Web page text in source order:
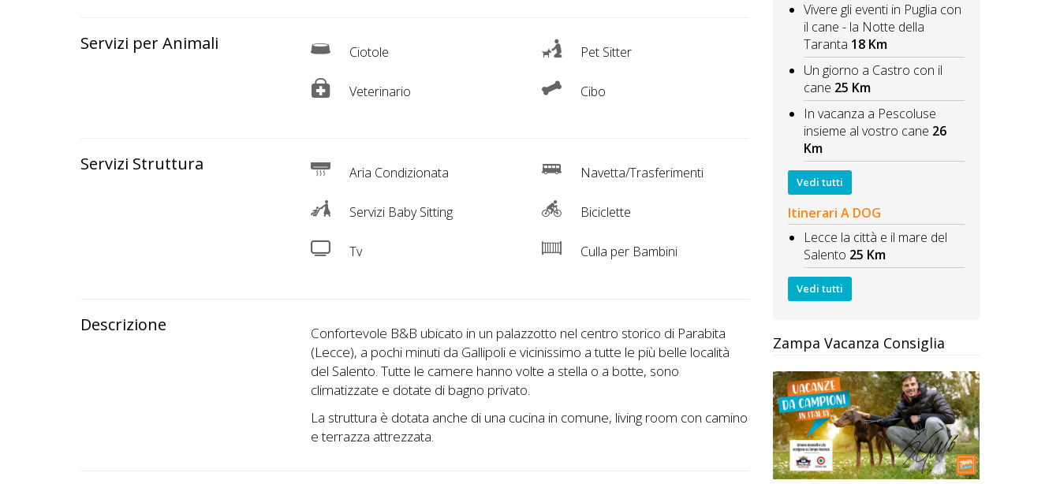
Servizi per Animali Ciotole Pet Sitter
Veterinario Cibo
Servizi Struttura Aria Condizionata Navetta/Trasferimenti
Servizi Baby Sitting Biciclette
Tv Culla per Bambini
Descrizione
Confortevole B&B ubicato in un palazzotto nel centro storico di Parabita
(Lecce), a pochi minuti da Gallipoli e vicinissimo a tutte le più belle località
del Salento. Tutte le camere hanno volte a stella o a botte, sono
climatizzate e dotate di bagno privato.
La struttura è dotata anche di una cucina in comune, living room con camino
e terrazza attrezzata.
Vivere gli eventi in Puglia con
il cane - la Notte della
Taranta 18 Km
Un giorno a Castro con il
cane 25 Km
In vacanza a Pescoluse
insieme al vostro cane 26
Km
Vedi tutti
Itinerari A DOG
Lecce la città e il mare del
Salento 25 Km
Vedi tutti
Zampa Vacanza Consiglia